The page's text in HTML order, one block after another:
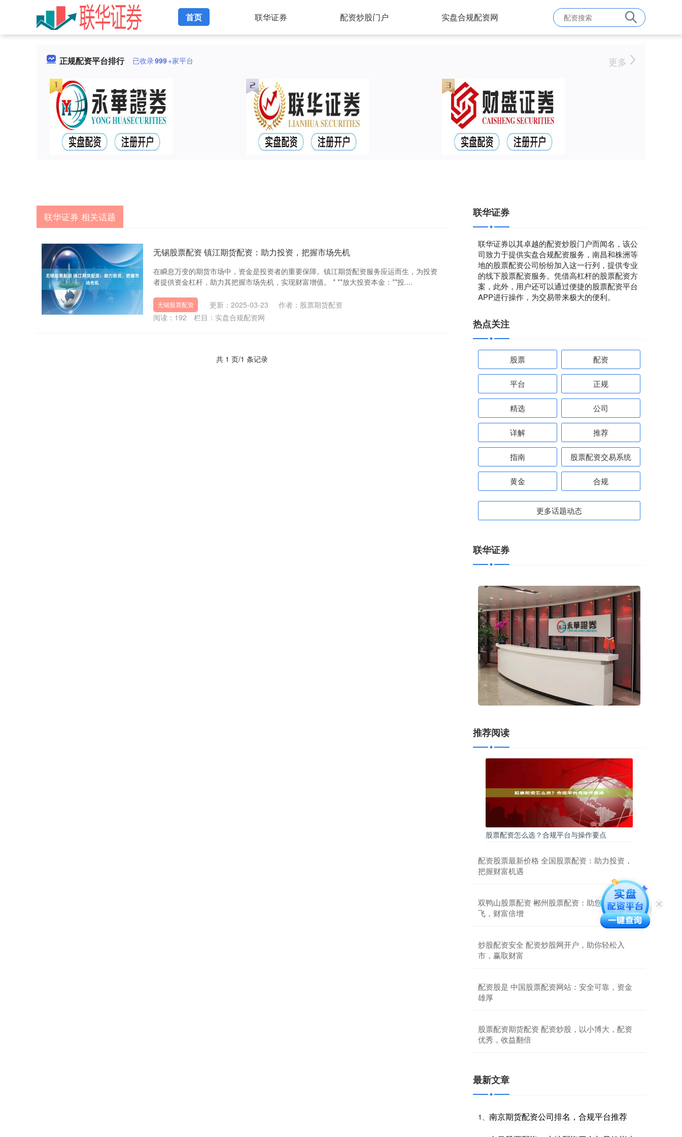
首页 联华证券 配资炒股门户 实盘合规配资网
正规配资平台排行 已收录999+家平台 更多
联华证券 相关话题
无锡股票配资 镇江期货配资：助力投资，把握市场先机
在瞬息万变的期货市场中，资金是投资者的重要保障。镇江期货配资服务应运而生，为投资
者提供资金杠杆，助力其把握市场先机，实现财富增值。 * **放大投资本金：**投....
无锡股票配资 更新：2025-03-23
作者：股票期货配资
阅读： 192 栏目： 实盘合规配资网
共 1 页/1 条记录
联华证券
联华证券以其卓越的配资炒股门户而闻名，该公
司致力于提供实盘合规配资服务，南昌和株洲等
地的股票配资公司纷纷加入这一行列，提供专业
的线下股票配资服务。凭借高杠杆的股票配资方
案，此外，用户还可以通过便捷的股票配资平台
APP进行操作，为交易带来极大的便利。
热点关注
股票 配资
平台 正规
精选 公司
详解 推荐
指南 股票配资交易系统
黄金 合规
更多话题动态
联华证券
推荐阅读
股票配资怎么选？合规平台与操作要点
配资股票最新价格 全国股票配资：助力投资，
把握财富机遇
双鸭山股票配资 郴州股票配资：助您投资腾
飞，财富倍增
炒股配资安全 配资炒股网开户，助你轻松入
市，赢取财富
配资股是 中国股票配资网站：安全可靠，资金
雄厚
股票配资期货配资 配资炒股，以小博大，配资
优秀，收益翻倍
最新文章
1、 南京期货配资公司排名，合规平台推荐